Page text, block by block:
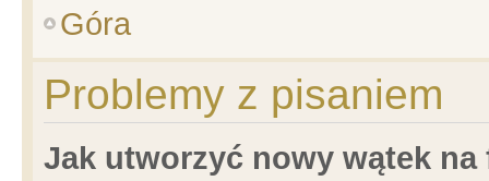
Góra
Problemy z pisaniem
Jak utworzyć nowy wątek na